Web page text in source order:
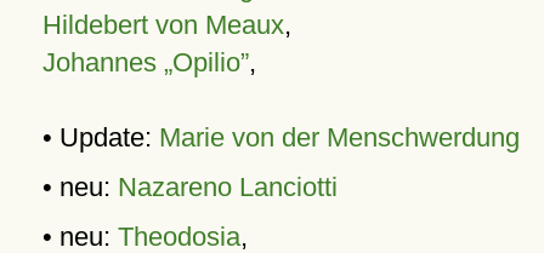
Hildebert von Meaux,
Johannes „Opilio”,
• Update: Marie von der Menschwerdung
• neu: Nazareno Lanciotti
• neu: Theodosia,